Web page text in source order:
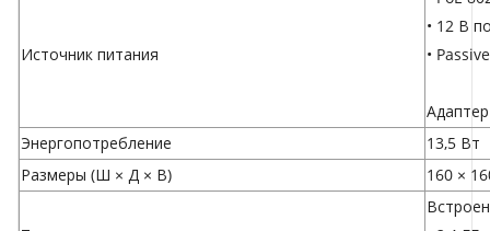
Источник питания
• 12 В
•
Энергопотребление
13,5 Вт
Размеры (Ш × Д × В)
160 ×